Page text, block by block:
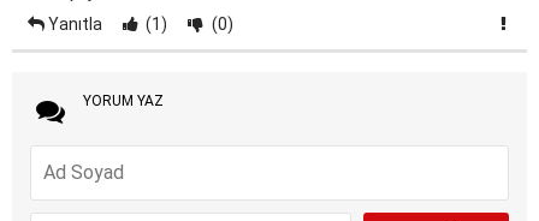
Yanıtla (1) (0)
YORUM YAZ